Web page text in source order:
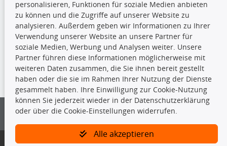
TecDoc Inside
Die hier angezeigten Daten insbesondere die gesamte Datenbank dürfen
nicht kopiert werden.
Es ist zu unterlassen, die Daten oder die gesamte Datenbank ohne
vorherige Zustimmung von TecDoc zu vervielfältigen, zu verbreiten
und/oder diese Handlungen durch Dritte ausführen zu lassen. Ein
Bitte prüfen Sie, ob das über unseren Onlineshop identifizierte Ersatzteil
personalisieren, Funktionen für soziale Medien anbieten
zu können und die Zugriffe auf unserer Website zu
analysieren. Außerdem geben wir Informationen zu Ihrer
Verwendung unserer Website an unsere Partner für
soziale Medien, Werbung und Analysen weiter. Unsere
Partner führen diese Informationen möglicherweise mit
weiteren Daten zusammen, die Sie ihnen bereit gestellt
haben oder die sie im Rahmen Ihrer Nutzung der Dienste
gesammelt haben. Ihre Einwilligung zur Cookie-Nutzung
können Sie jederzeit wieder in der Datenschutzerklärung
oder über die Cookie-Einstellungen widerrufen.
Alle akzeptieren